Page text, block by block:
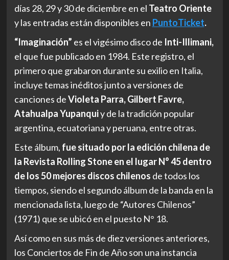
días 28, 29 y 30 de diciembre en el Teatro Oriente
y las entradas están disponibles en PuntoTicket.
“Imaginación” es el vigésimo disco de Inti-Illimani,
el que fue publicado en 1984. Este registro, el
primero que grabaron durante su exilio en Italia,
incluye temas inéditos junto a versiones de
canciones deVioleta Parra, Gilbert Favre,
Atahualpa Yupanquiy de la tradición popular
argentina, ecuatoriana y peruana, entre otras.
Este álbum, fue situado por la edición chilena de
la Revista Rolling Stone en el lugar N° 45 dentro
de los 50 mejores discos chilenos de todos los
tiempos, siendo el segundo álbum de la banda en la
mencionada lista, luego de “Autores Chilenos”
(1971) que se ubicó en el puesto N° 18.
Así como en sus más de diez versiones anteriores,
los Conciertos de Fin de Año son una instancia